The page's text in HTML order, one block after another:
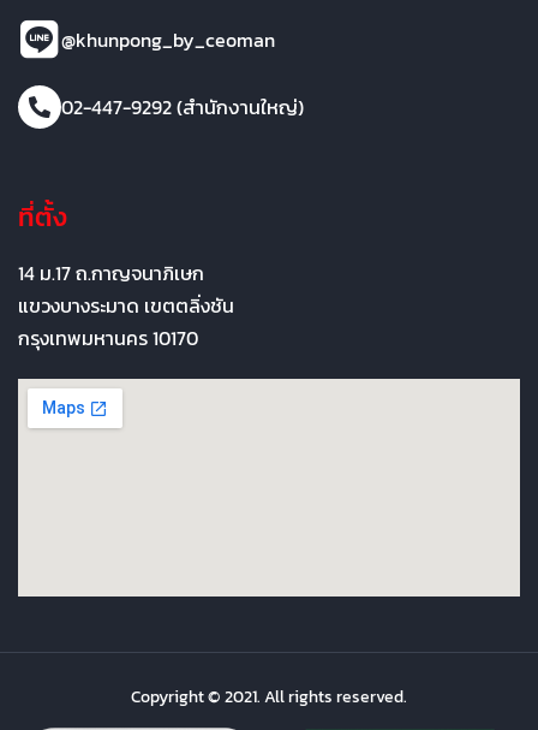
@khunpong_by_ceoman
02-447-9292 (สำนักงานใหญ่)
ที่ตั้ง
14 ม.17 ถ.กาญจนาภิเษก
แขวงบางระมาด เขตตลิ่งชัน
กรุงเทพมหานคร 10170
Copyright © 2021. All rights reserved.